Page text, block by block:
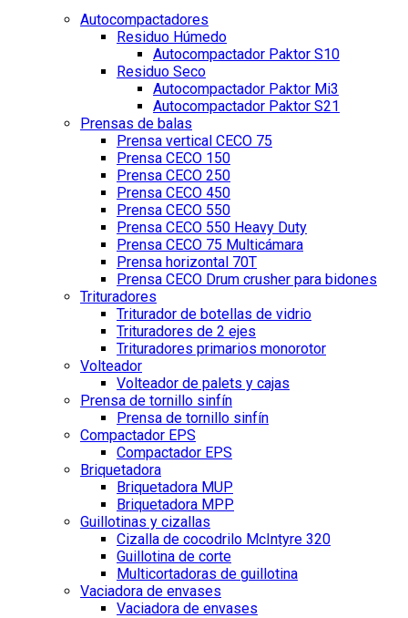
Autocompactadores
Residuo Húmedo
Autocompactador Paktor S10
Residuo Seco
Autocompactador Paktor Mi3
Autocompactador Paktor S21
Prensas de balas
Prensa vertical CECO 75
Prensa CECO 150
Prensa CECO 250
Prensa CECO 450
Prensa CECO 550
Prensa CECO 550 Heavy Duty
Prensa CECO 75 Multicámara
Prensa horizontal 70T
Prensa CECO Drum crusher para bidones
Trituradores
Triturador de botellas de vidrio
Trituradores de 2 ejes
Trituradores primarios monorotor
Volteador
Volteador de palets y cajas
Prensa de tornillo sinfín
Prensa de tornillo sinfín
Compactador EPS
Compactador EPS
Briquetadora
Briquetadora MUP
Briquetadora MPP
Guillotinas y cizallas
Cizalla de cocodrilo McIntyre 320
Guillotina de corte
Multicortadoras de guillotina
Vaciadora de envases
Vaciadora de envases